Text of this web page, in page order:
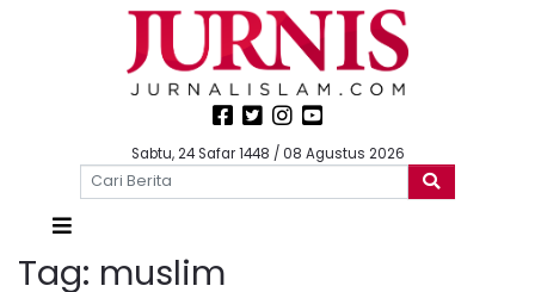
Sabtu, 24 Safar 1448 / 08 Agustus 2026
Tag: muslim